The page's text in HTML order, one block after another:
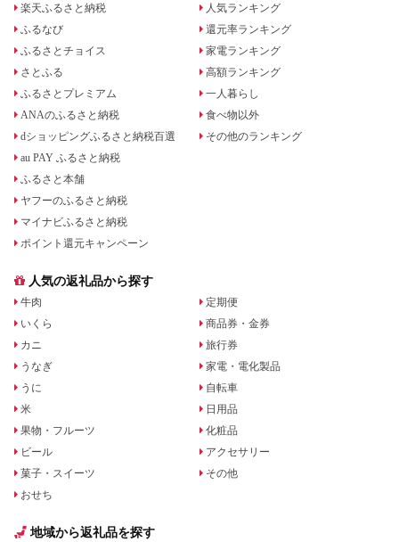
楽天ふるさと納税
ふるなび
ふるさとチョイス
さとふる
ふるさとプレミアム
ANAのふるさと納税
dショッピングふるさと納税百選
au PAY ふるさと納税
ふるさと本舗
ヤフーのふるさと納税
マイナビふるさと納税
ポイント還元キャンペーン
人気ランキング
還元率ランキング
家電ランキング
高額ランキング
一人暮らし
食べ物以外
その他のランキング
人気の返礼品から探す
牛肉
いくら
カニ
うなぎ
うに
米
果物・フルーツ
ビール
菓子・スイーツ
おせち
定期便
商品券・金券
旅行券
家電・電化製品
自転車
日用品
化粧品
アクセサリー
その他
地域から返礼品を探す